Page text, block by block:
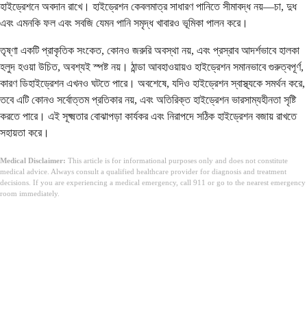
হাইড্রেশনে অবদান রাখে। হাইড্রেশন কেবলমাত্র সাধারণ পানিতে সীমাবদ্ধ নয়—চা, দুধ
এবং এমনকি ফল এবং সবজি যেমন পানি সমৃদ্ধ খাবারও ভূমিকা পালন করে।
তৃষ্ণা একটি প্রাকৃতিক সংকেত, কোনও জরুরি অবস্থা নয়, এবং প্রস্রাব আদর্শভাবে হালকা
হলুদ হওয়া উচিত, অবশ্যই স্পষ্ট নয়। ঠান্ডা আবহাওয়ায়ও হাইড্রেশন সমানভাবে গুরুত্বপূর্ণ,
কারণ ডিহাইড্রেশন এখনও ঘটতে পারে। অবশেষে, যদিও হাইড্রেশন স্বাস্থ্যকে সমর্থন করে,
তবে এটি কোনও সর্বোত্তম প্রতিকার নয়, এবং অতিরিক্ত হাইড্রেশন ভারসাম্যহীনতা সৃষ্টি
করতে পারে। এই সূক্ষ্মতার বোঝাপড়া কার্যকর এবং নিরাপদে সঠিক হাইড্রেশন বজায় রাখতে
সহায়তা করে।
Medical Disclaimer: This article is for informational purposes only and does not constitute
medical advice. Always consult a qualified healthcare provider for diagnosis and treatment
decisions. If you are experiencing a medical emergency, call 911 or go to the nearest emergency
room immediately.